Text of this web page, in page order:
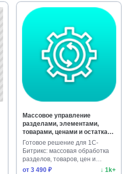
Массовое управление
разделами, элементами,
товарами, ценами и остатками
каталога
Готовое решение для 1С-
Битрикс: массовая обработка
разделов, товаров, цен и
оста…
от 3 490 ₽ ↓ 1k+